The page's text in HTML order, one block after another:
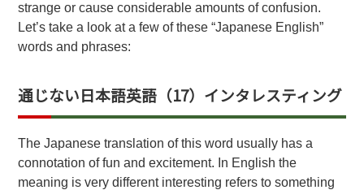
strange or cause considerable amounts of confusion.
Let’s take a look at a few of these “Japanese English”
words and phrases:
通じない日本語英語（17）インタレスティング
The Japanese translation of this word usually has a
connotation of fun and excitement. In English the
meaning is very different interesting refers to something